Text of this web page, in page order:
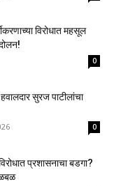
विरोधात महसूल
0
सुरज पाटीलांचा
0
प्रशासनाचा बडगा?